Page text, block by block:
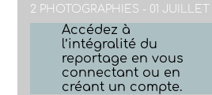
2 PHOTOGRAPHIES - 01 JUILLET
Accédez à
l’intégralité du
reportage en vous
connectant ou en
créant un compte.